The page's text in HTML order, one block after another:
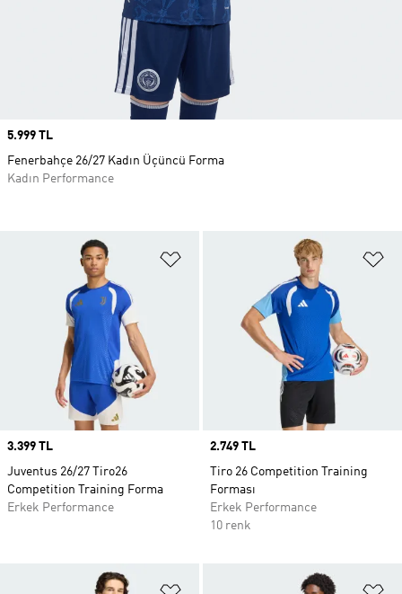
Favori Listesine Ekle
Price
3.399 TL
Juventus 26/27 Tiro26
Competition Training Forma
Erkek Performance
Price
2.749 TL
Tiro 26 Competition Training
Forması
Erkek Performance
10 renk
Favori Listesine Ekle
Price
5.999 TL
Fenerbahçe 26/27 Kadın Üçüncü Forma
Kadın Performance